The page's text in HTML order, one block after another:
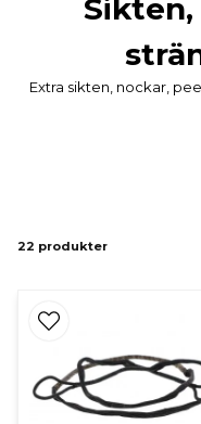
Extra sikten, nockar,
22 produkter